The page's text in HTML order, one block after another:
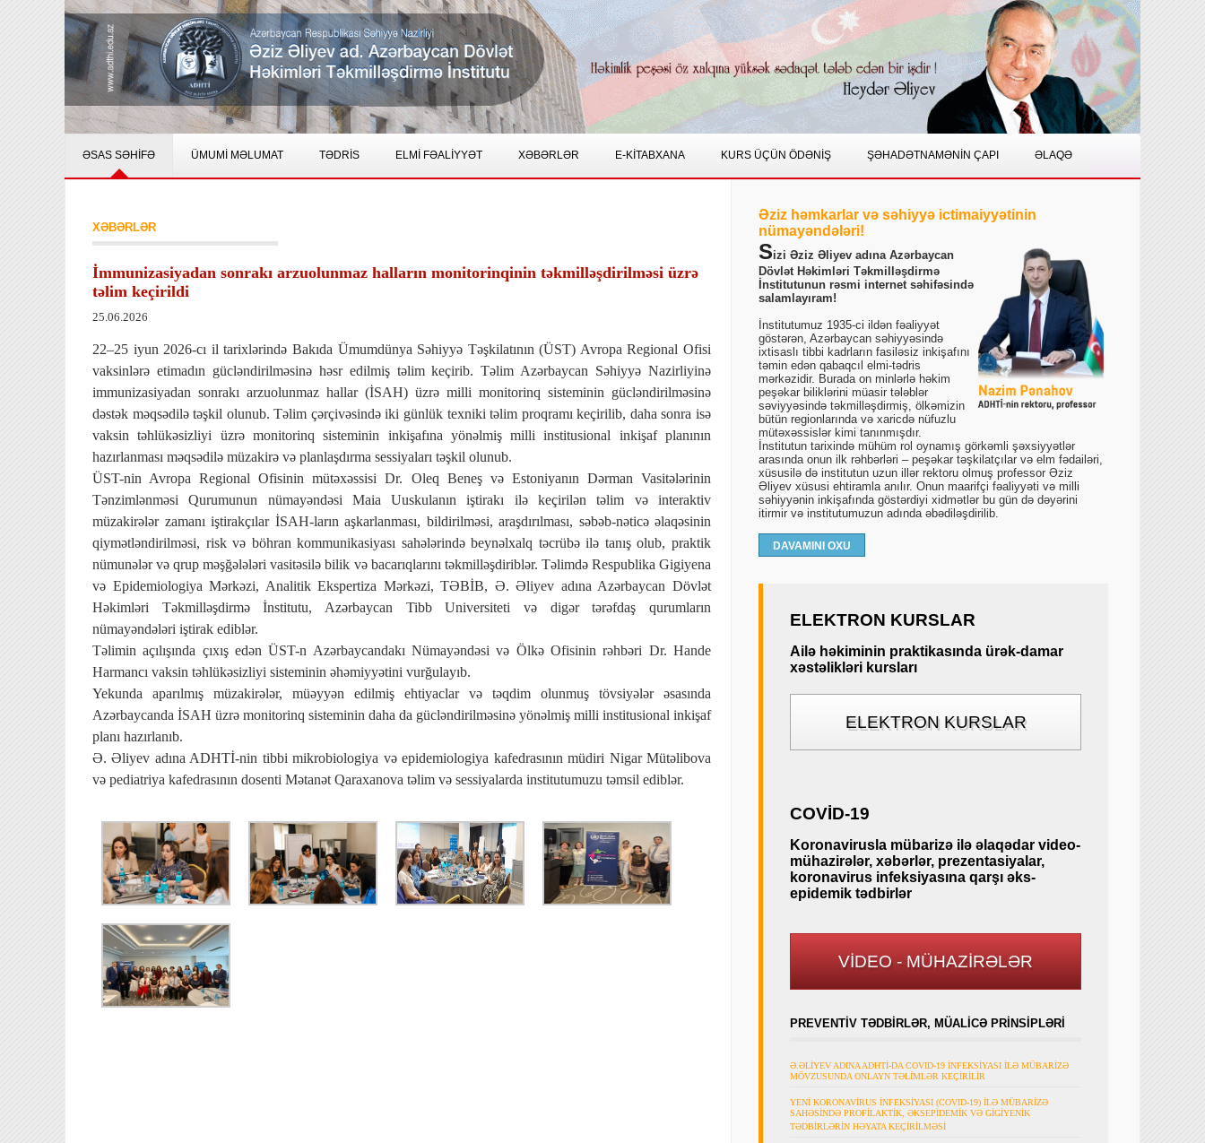
ƏSAS SƏHİFƏ ÜMUMİ MƏLUMAT TƏDRİS ELMİ FƏALİYYƏT XƏBƏRLƏR E-KİTABXANA KURS ÜÇÜN ÖDƏNİŞ ŞƏHADƏTNAMƏNİN ÇAPI ƏLAQƏ
XƏBƏRLƏR
İmmunizasiyadan sonrakı arzuolunmaz halların monitorinqinin təkmilləşdirilməsi üzrə
təlim keçirildi
25.06.2026
22–25 iyun 2026-cı il tarixlərində Bakıda Ümumdünya Səhiyyə Təşkilatının (ÜST) Avropa Regional Ofisi
vaksinlərə etimadın gücləndirilməsinə həsr edilmiş təlim keçirib. Təlim Azərbaycan Səhiyyə Nazirliyinə
immunizasiyadan sonrakı arzuolunmaz hallar (İSAH) üzrə milli monitorinq sisteminin gücləndirilməsinə
dəstək məqsədilə təşkil olunub. Təlim çərçivəsində iki günlük texniki təlim proqramı keçirilib, daha sonra isə
vaksin təhlükəsizliyi üzrə monitorinq sisteminin inkişafına yönəlmiş milli institusional inkişaf planının
hazırlanması məqsədilə müzakirə və planlaşdırma sessiyaları təşkil olunub.
ÜST-nin Avropa Regional Ofisinin mütəxəssisi Dr. Oleq Beneş və Estoniyanın Dərman Vasitələrinin
Tənzimlənməsi Qurumunun nümayəndəsi Maia Uuskulanın iştirakı ilə keçirilən təlim və interaktiv
müzakirələr zamanı iştirakçılar İSAH-ların aşkarlanması, bildirilməsi, araşdırılması, səbəb-nəticə əlaqəsinin
qiymətləndirilməsi, risk və böhran kommunikasiyası sahələrində beynəlxalq təcrübə ilə tanış olub, praktik
nümunələr və qrup məşğələləri vasitəsilə bilik və bacarıqlarını təkmilləşdiriblər. Təlimdə Respublika Gigiyena
və Epidemiologiya Mərkəzi, Analitik Ekspertiza Mərkəzi, TƏBİB, Ə. Əliyev adına Azərbaycan Dövlət
Həkimləri Təkmilləşdirmə İnstitutu, Azərbaycan Tibb Universiteti və digər tərəfdaş qurumların
nümayəndələri iştirak ediblər.
Təlimin açılışında çıxış edən ÜST-n Azərbaycandakı Nümayəndəsi və Ölkə Ofisinin rəhbəri Dr. Hande
Harmancı vaksin təhlükəsizliyi sisteminin əhəmiyyətini vurğulayıb.
Yekunda aparılmış müzakirələr, müəyyən edilmiş ehtiyaclar və təqdim olunmuş tövsiyələr əsasında
Azərbaycanda İSAH üzrə monitorinq sisteminin daha da gücləndirilməsinə yönəlmiş milli institusional inkişaf
planı hazırlanıb.
Ə. Əliyev adına ADHTİ-nin tibbi mikrobiologiya və epidemiologiya kafedrasının müdiri Nigar Mütəlibova
və pediatriya kafedrasının dosenti Mətanət Qaraxanova təlim və sessiyalarda institutumuzu təmsil ediblər.
Əziz həmkarlar və səhiyyə ictimaiyyətinin
nümayəndələri!
Sizi Əziz Əliyev adına Azərbaycan
Dövlət Həkimləri Təkmilləşdirmə
İnstitutunun rəsmi internet səhifəsində
salamlayıram!
İnstitutumuz 1935-ci ildən fəaliyyət
göstərən, Azərbaycan səhiyyəsində
ixtisaslı tibbi kadrların fasiləsiz inkişafını
təmin edən qabaqcıl elmi-tədris
mərkəzidir. Burada on minlərlə həkim
peşəkar biliklərini müasir tələblər
səviyyəsində təkmilləşdirmiş, ölkəmizin
bütün regionlarında və xaricdə nüfuzlu
mütəxəssislər kimi tanınmışdır.
İnstitutun tarixində mühüm rol oynamış görkəmli şəxsiyyətlər
arasında onun ilk rəhbərləri – peşəkar təşkilatçılar və elm fədailəri,
xüsusilə də institutun uzun illər rektoru olmuş professor Əziz
Əliyev xüsusi ehtiramla anılır. Onun maarifçi fəaliyyəti və milli
səhiyyənin inkişafında göstərdiyi xidmətlər bu gün də dəyərini
itirmir və institutumuzun adında əbədiləşdirilib.
DAVAMINI OXU
ELEKTRON KURSLAR
Ailə həkiminin praktikasında ürək-damar
xəstəlikləri kursları
ELEKTRON KURSLAR
COVİD-19
Koronavirusla mübarizə ilə əlaqədar video-
mühazirələr, xəbərlər, prezentasiyalar,
koronavirus infeksiyasına qarşı əks-
epidemik tədbirlər
VİDEO - MÜHAZİRƏLƏR
PREVENTİV TƏDBİRLƏR, MÜALİCƏ PRİNSİPLƏRİ
Ə.ƏLİYEV ADINA ADHTİ-DA COVID-19 İNFEKSİYASI İLƏ MÜBARİZƏ
MÖVZUSUNDA ONLAYN TƏLİMLƏR KEÇİRİLİR
YENİ KORONAVİRUS İNFEKSİYASI (COVID-19) İLƏ MÜBARİZƏ
SAHƏSİNDƏ PROFİLAKTİK, ƏKSEPİDEMİK VƏ GİGİYENİK
TƏDBİRLƏRİN HƏYATA KEÇİRİLMƏSİ